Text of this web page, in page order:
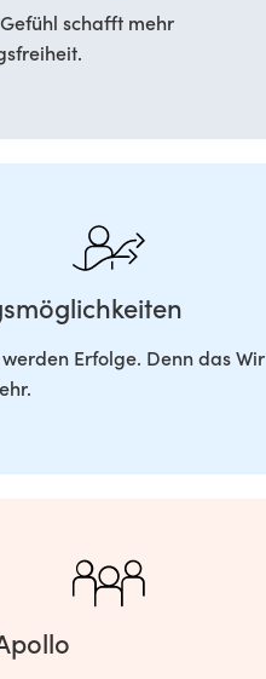
schafft mehr
Erfolge. Denn das Wir